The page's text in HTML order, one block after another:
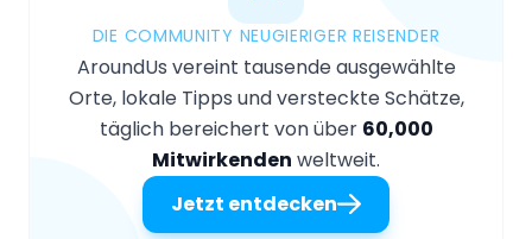
DIE COMMUNITY NEUGIERIGER REISENDER
AroundUs vereint tausende ausgewählte
Orte, lokale Tipps und versteckte Schätze,
täglich bereichert von über 60,000
Mitwirkenden weltweit.
Jetzt entdecken